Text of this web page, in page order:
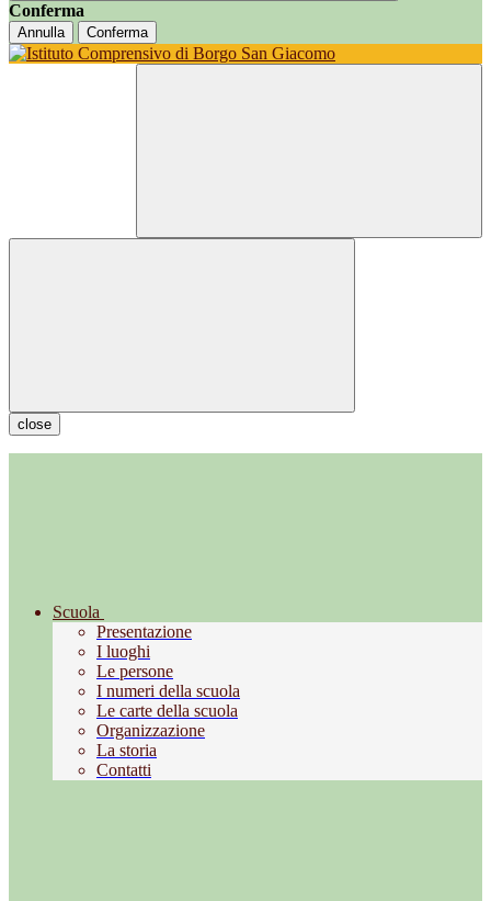
Conferma
Annulla Conferma
close
Scuola
Presentazione
I luoghi
Le persone
I numeri della scuola
Le carte della scuola
Organizzazione
La storia
Contatti